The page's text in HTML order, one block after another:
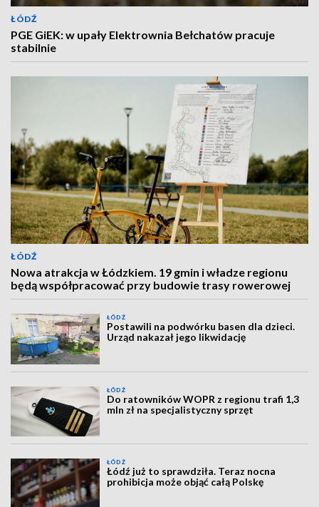
ŁÓDŹ
PGE GiEK: w upały Elektrownia Bełchatów pracuje
stabilnie
ŁÓDŹ
Nowa atrakcja w Łódzkiem. 19 gmin i władze regionu
będą współpracować przy budowie trasy rowerowej
ŁÓDŹ
Postawili na podwórku basen dla dzieci.
Urząd nakazał jego likwidację
ŁÓDŹ
Do ratowników WOPR z regionu trafi 1,3
mln zł na specjalistyczny sprzęt
ŁÓDŹ
Łódź już to sprawdziła. Teraz nocna
prohibicja może objąć całą Polskę